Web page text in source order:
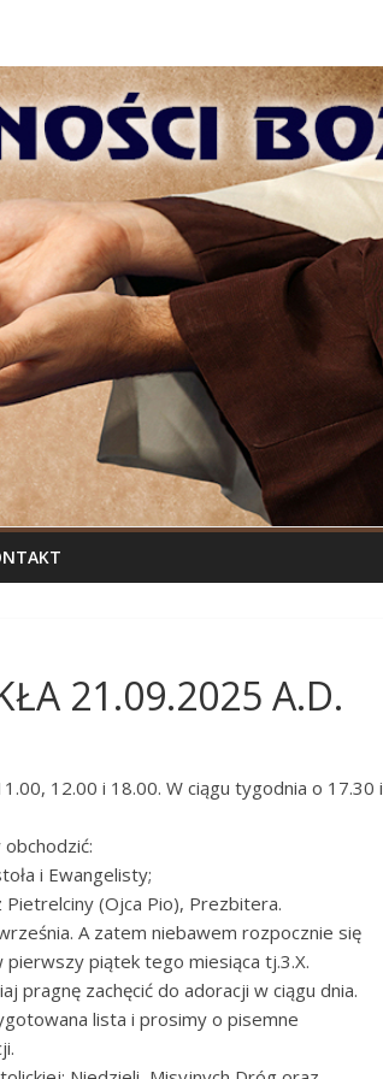
21.09.2025 A.D.
12.00 i 18.00. W ciągu tygodnia o 17.30 i
i Ewangelisty;
(Ojca Pio), Prezbitera.
A zatem niebawem rozpocznie się
pierwszy piątek tego miesiąca tj.3.X.
pragnę zachęcić do adoracji w ciągu dnia.
lista i prosimy o pisemne